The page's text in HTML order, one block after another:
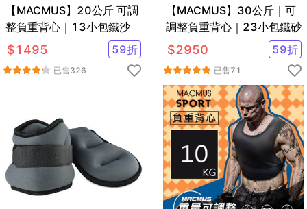
【MACMUS】20公斤 可調
整負重背心｜13小包鐵沙
$1495 59折
已售326
【MACMUS】30公斤｜可
調整負重背心｜23小包鐵砂
$2950 59折
已售71